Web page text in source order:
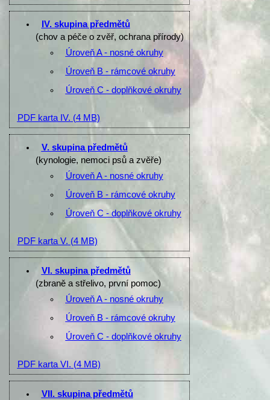
IV. skupina předmětů
(chov a péče o zvěř, ochrana přírody)
Úroveň A - nosné okruhy
Úroveň B - rámcové okruhy
Úroveň C - doplňkové okruhy
PDF karta IV. (4 MB)
V. skupina předmětů
(kynologie, nemoci psů a zvěře)
Úroveň A - nosné okruhy
Úroveň B - rámcové okruhy
Úroveň C - doplňkové okruhy
PDF karta V. (4 MB)
VI. skupina předmětů
(zbraně a střelivo, první pomoc)
Úroveň A - nosné okruhy
Úroveň B - rámcové okruhy
Úroveň C - doplňkové okruhy
PDF karta VI. (4 MB)
VII. skupina předmětů